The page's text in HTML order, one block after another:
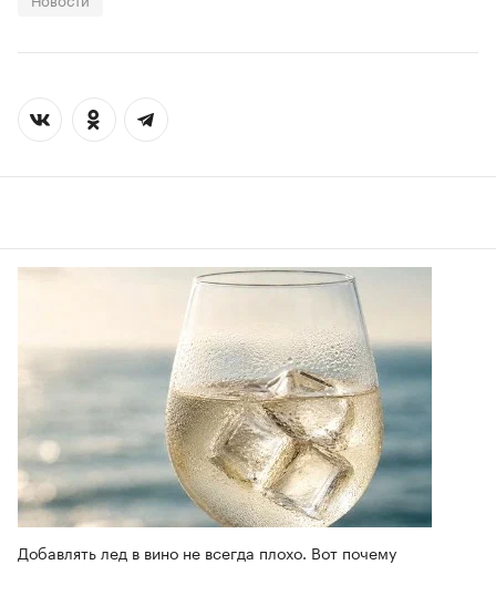
Добавлять лед в вино не всегда плохо. Вот почему